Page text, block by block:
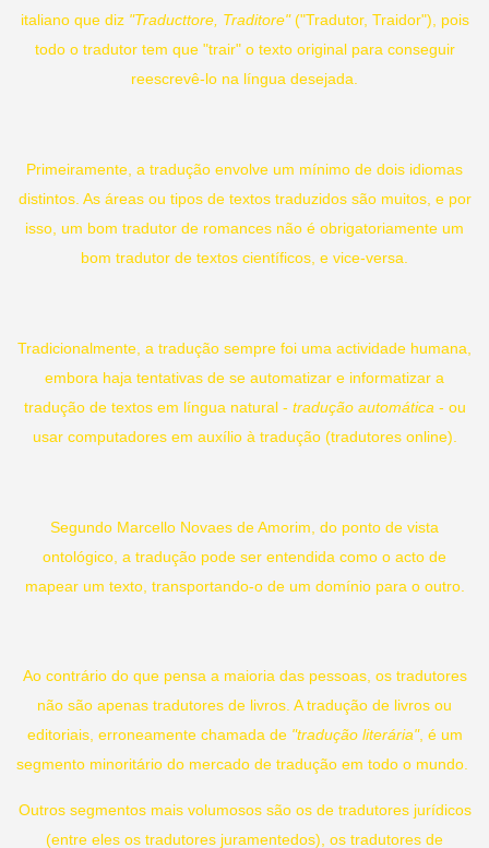
italiano que diz "Traducttore, Traditore"("Tradutor, Traidor"), pois
todo o tradutor tem que "trair" o texto original para conseguir
reescrevê-lo na língua desejada.
Primeiramente, a tradução envolve um mínimo de dois idiomas
distintos. As áreas ou tipos de textos traduzidos são muitos, e por
isso, um bom tradutor de romances não é obrigatoriamente um
bom tradutor de textos científicos, e vice-versa.
Tradicionalmente, a tradução sempre foi uma actividade humana,
embora haja tentativas de se automatizar e informatizar a
tradução de textos em língua natural - tradução automática - ou
usar computadores em auxílio à tradução (tradutores online).
Segundo Marcello Novaes de Amorim, do ponto de vista
ontológico, a tradução pode ser entendida como o acto de
mapear um texto, transportando-o de um domínio para o outro.
Ao contrário do que pensa a maioria das pessoas, os tradutores
não são apenas tradutores de livros. A tradução de livros ou
editoriais, erroneamente chamada de "tradução literária", é um
segmento minoritário do mercado de tradução em todo o mundo.
Outros segmentos mais volumosos são os de tradutores jurídicos
(entre eles os tradutores juramentedos), os tradutores de